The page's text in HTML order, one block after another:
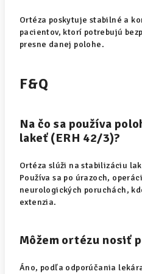
Ortéza poskytuje stabilné a
pacientov, ktorí potrebujú
presne danej polohe.
F&Q
Na čo sa používa
lakeť (ERH 42/3)?
Ortéza slúži na stabilizáciu
Používa sa po úrazoch,
neurologických poruchách,
extenzia.
Môžem ortézu nosiť
Áno, podľa odporúčania